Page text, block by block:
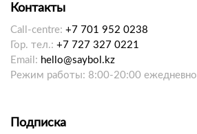
Контакты
Call-centre: +7 701 952 0238
Гор. тел.: +7 727 327 0221
Email: hello@saybol.kz
Режим работы: 8:00-20:00 ежедневно
Подписка